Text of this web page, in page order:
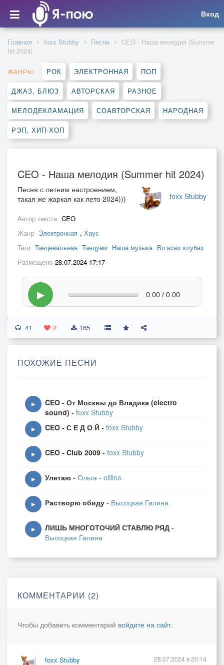
Вход
Главная foxx Stubby Песни
CEO - Наша мелодия (Summer
hit 2024)
ЖАНРЫ: РОК ЭЛЕКТРОННАЯ ПОП
ДЖАЗ, БЛЮЗ АВТОРСКАЯ РАЗНОЕ
МЕЛОДЕКЛАМАЦИЯ СОАВТОРСКАЯ НАРОДНАЯ
РЭП, ХИП-ХОП
CEO - Наша мелодия (Summer hit 2024)
foxx Stubby
Песня с летним настроением,
такая же жаркая как лето 2024)))
Автор текста CEO
Жанр Электронная , Хаус
Теги Танцевальная Танцуем Наша музыка Во всех клубах
Размещено 28.07.2024 17:17
▶ 0:00 / 0:00
41 2 165
ПОХОЖИЕ ПЕСНИ
▶
CEO - От Москвы до Владика (electro
sound) - foxx Stubby
▶ CEO - С Е Д О Й - foxx Stubby
▶ CEO - Club 2009 - foxx Stubby
▶ Улетаю - Ольга - oliline
▶ Растворю обиду - Высоцкая Галина
▶ ЛИШЬ МНОГОТОЧИЙ СТАВЛЮ РЯД -
Высоцкая Галина
КОММЕНТАРИИ (2)
Чтобы добавить комментарий войдите на сайт.
foxx Stubby
28.07.2024 в 20:14